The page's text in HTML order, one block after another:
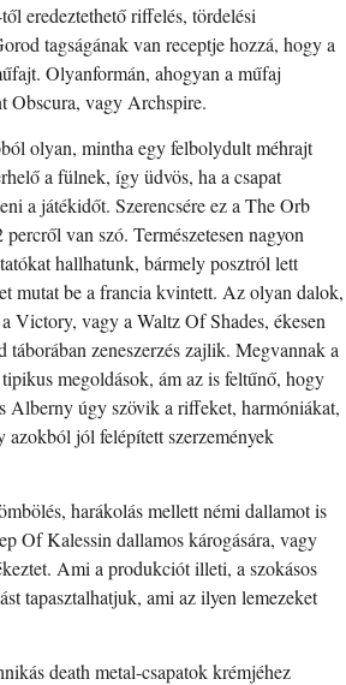
eredeztethető riffelés, tördelési
tagságának van receptje hozzá, hogy a
Olyanformán, ahogyan a műfaj
Obscura, vagy Archspire.
olyan, mintha egy felbolydult méhrajt
a fülnek, így üdvös, ha a csapat
a játékidőt. Szerencsére ez a The Orb
van szó. Természetesen nagyon
hallhatunk, bármely posztról lett
mutat be a francia kvintett. Az olyan dalok,
Victory, vagy a Waltz Of Shades, ékesen
zeneszerzés zajlik. Megvannak a
megoldások, ám az is feltűnő, hogy
Alberny úgy szövik a riffeket, harmóniákat,
azokból jól felépített szerzemények
harákolás mellett némi dallamot is
Of Kalessin dallamos károgására, vagy
Ami a produkciót illeti, a szokásos
tapasztalhatjuk, ami az ilyen lemezeket
death metal-csapatok krémjéhez